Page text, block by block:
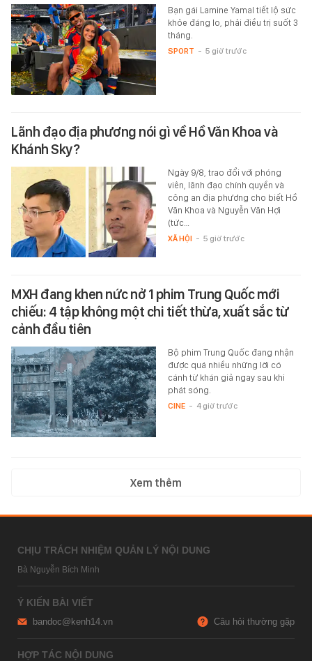
Bạn gái Lamine Yamal tiết lộ sức
khỏe đáng lo, phải điều trị suốt 3
tháng.
SPORT - 5 giờ trước
Lãnh đạo địa phương nói gì về Hồ Văn Khoa và
Khánh Sky?
Ngày 9/8, trao đổi với phóng
viên, lãnh đạo chính quyền và
công an địa phương cho biết Hồ
Văn Khoa và Nguyễn Văn Hợi
(tức…
XÃ HỘI - 5 giờ trước
MXH đang khen nức nở 1 phim Trung Quốc mới
chiếu: 4 tập không một chi tiết thừa, xuất sắc từ
cảnh đầu tiên
Bộ phim Trung Quốc đang nhận
được quá nhiều những lời có
cánh từ khán giả ngay sau khi
phát sóng.
CINE - 4 giờ trước
Xem thêm
CHỊU TRÁCH NHIỆM QUẢN LÝ NỘI DUNG
Bà Nguyễn Bích Minh
Ý KIẾN BÀI VIẾT
bandoc@kenh14.vn Câu hỏi thường gặp
HỢP TÁC NỘI DUNG